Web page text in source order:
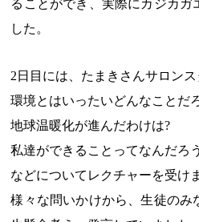
ることができ、実際にカジカガ
した。
2日目には、たまきさんサロンス
環境とはいったいどんなことだ
地球温暖化が進んだわけは?
私達ができることってなんだろ
などについてレクチャーを受け
様々な問いかけから、生徒のみ